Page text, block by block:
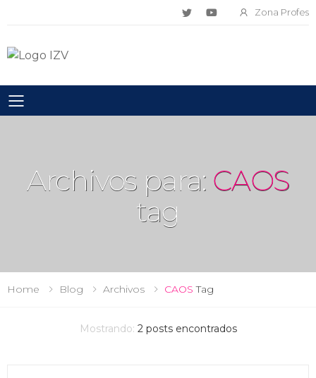
Zona Profes
Toggle mobile menu
Archivos para: CAOS
tag
Home Blog Archivos CAOS Tag
Mostrando: 2posts encontrados